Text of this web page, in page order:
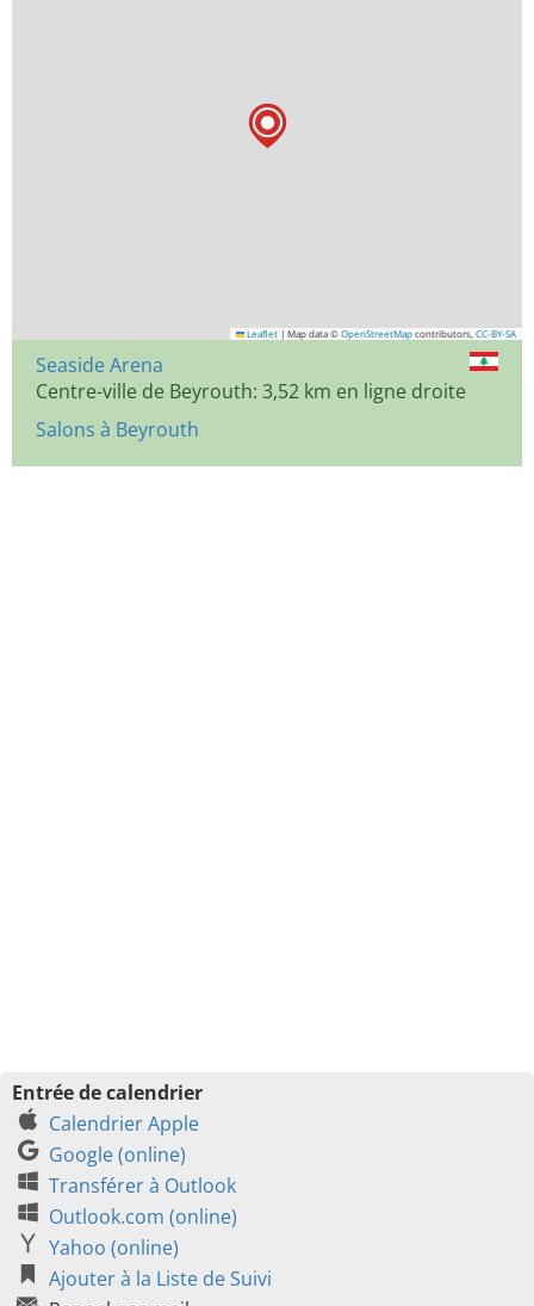
Leaflet | Map data © OpenStreetMap contributors, CC-BY-SA
Seaside Arena
Centre-ville de Beyrouth: 3,52 km en ligne droite
Salons à Beyrouth
Entrée de calendrier
Calendrier Apple
Google (online)
Transférer à Outlook
Outlook.com (online)
Yahoo (online)
Ajouter à la Liste de Suivi